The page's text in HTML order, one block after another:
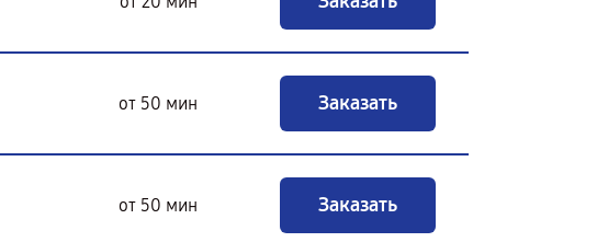
от 50 мин Заказать
от 50 мин Заказать